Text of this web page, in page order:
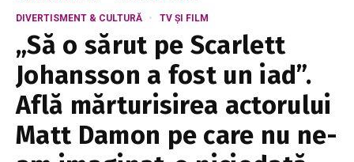
DIVERTISMENT & CULTURĂ TV ȘI FILM
„Să o sărut pe Scarlett
Johansson a fost un iad”.
Află mărturisirea actorului
Matt Damon pe care nu ne-